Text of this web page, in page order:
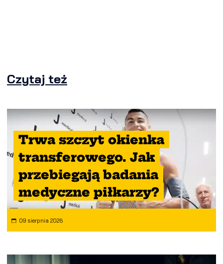
Czytaj też
Trwa szczyt okienka
transferowego. Jak
przebiegają badania
medyczne piłkarzy?
09 sierpnia 2026